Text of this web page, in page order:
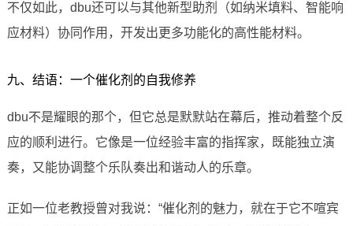
不仅如此，dbu还可以与其他新型助剂（如纳米填料、智能响
应材料）协同作用，开发出更多功能化的高性能材料。
九、结语：一个催化剂的自我修养
dbu不是耀眼的那个，但它总是默默站在幕后，推动着整个反
应的顺利进行。它像是一位经验丰富的指挥家，既能独立演
奏，又能协调整个乐队奏出和谐动人的乐章。
正如一位老教授曾对我说：“催化剂的魅力，就在于它不喧宾